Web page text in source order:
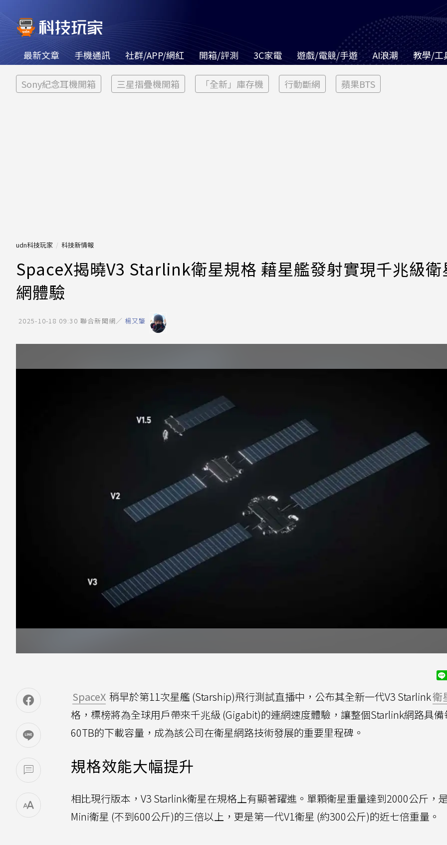
最新文章 手機通訊 社群/APP/網紅 開箱/評測 3C家電 遊戲/電競/手遊 AI浪潮 教學/工
Sony紀念耳機開箱 三星摺疊機開箱 「全新」庫存機 行動斷網 蘋果BTS
udn科技玩家 科技新情報
SpaceX揭曉V3 Starlink衛星規格 藉星艦發射實現千兆級衛
網體驗
2025-10-18 09:30 聯合新聞網／ 楊又肇
SpaceX 稍早於第11次星艦 (Starship)飛行測試直播中，公布其全新一代V3 Starlink衛
格，標榜將為全球用戶帶來千兆級 (Gigabit)的連網速度體驗，讓整個Starlink網路具備
60TB的下載容量，成為該公司在衛星網路技術發展的重要里程碑。
規格效能大幅提升
相比現行版本，V3 Starlink衛星在規格上有顯著躍進。單顆衛星重量達到2000公斤，
Mini衛星 (不到600公斤)的三倍以上，更是第一代V1衛星 (約300公斤)的近七倍重量。